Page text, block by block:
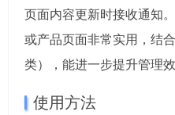
页面内容更新时接收通知
或产品页面非常实用，结
类），能进一步提升管理效
使用方法